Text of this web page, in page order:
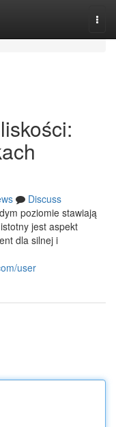
Discuss
poziomie stawiają
jest aspekt
dla silnej i
user